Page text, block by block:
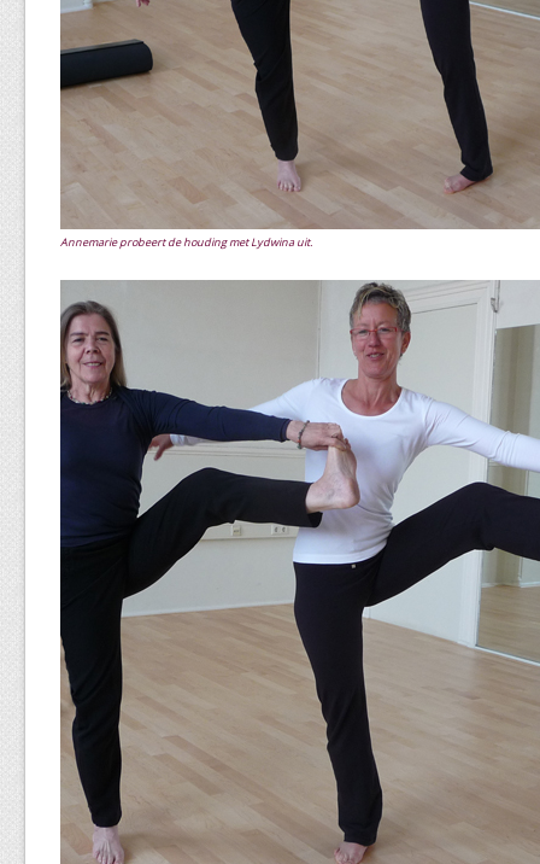
Annemarie probeert de houding met Lydwina uit.